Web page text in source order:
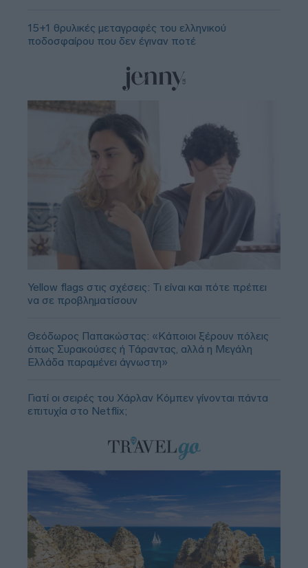
15+1 θρυλικές μεταγραφές του ελληνικού
ποδοσφαίρου που δεν έγιναν ποτέ
Yellow flags στις σχέσεις: Τι είναι και πότε πρέπει
να σε προβληματίσουν
Θεόδωρος Παπακώστας: «Κάποιοι ξέρουν πόλεις
όπως Συρακούσες ή Τάραντας, αλλά η Μεγάλη
Ελλάδα παραμένει άγνωστη»
Γιατί οι σειρές του Χάρλαν Κόμπεν γίνονται πάντα
επιτυχία στο Netflix;